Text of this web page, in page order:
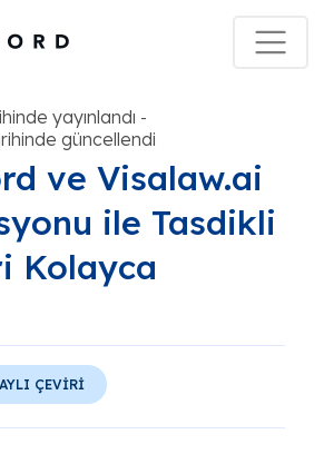
yayınlandı -
güncellendi
ve Visalaw.ai
ile Tasdikli
Kolayca
ÇEVİRİ